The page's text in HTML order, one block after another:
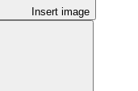
Insert image